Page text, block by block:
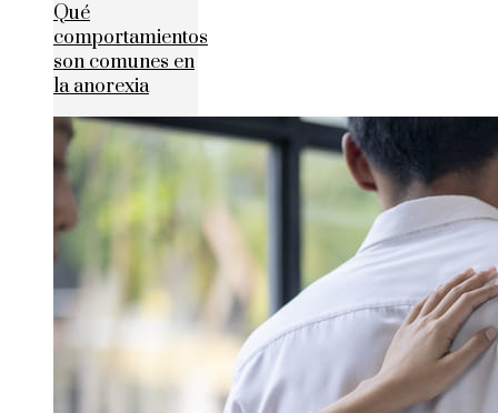
Qué
comportamientos
son comunes en
la anorexia